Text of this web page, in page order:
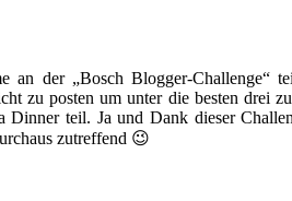
an der „Bosch Blogger-Challenge“
zu posten um unter die besten drei
teil. Ja und Dank dieser
zutreffend 😉